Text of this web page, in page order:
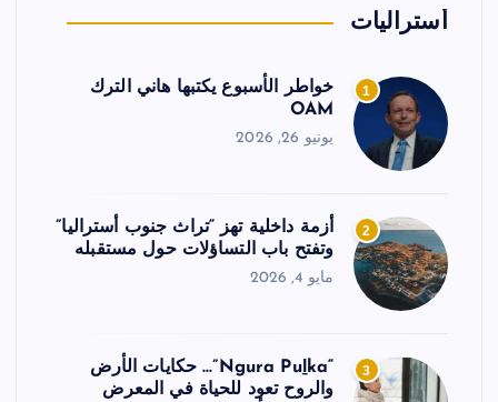
أستراليات
1
خواطر الأسبوع يكتبها هاني الترك
OAM
يونيو 26, 2026
2
أزمة داخلية تهز “تراث جنوب أستراليا”
وتفتح باب التساؤلات حول مستقبله
مايو 4, 2026
3
“Ngura Puḻka”… حكايات الأرض
والروح تعود للحياة في المعرض